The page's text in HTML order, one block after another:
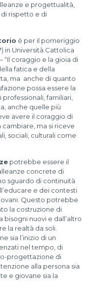
e progettualità,
rispetto e di
è per il pomeriggio
in Università Cattolica
“Il coraggio e la gioia di
fatica e della
ma anche di quanto
possa essere la
familiari,
anche quelle più
avere il coraggio di
ma si riceve
sociali, culturali come
potrebbe essere il
concrete di
sguardo di continuità
e dei contesti
Questo potrebbe
la costruzione di
bisogni nuovi e dall’altro
la realtà da soli.
sia l’inizio di un
nel tempo, di
progettazione di
alla persona sia
e giovane sia la